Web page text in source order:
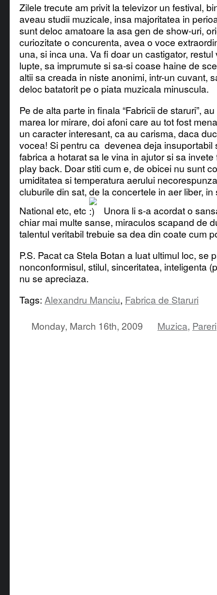
Zilele trecute am privit la televizor un festival,
aveau studii muzicale, insa majoritatea in
sunt deloc amatoare la asa gen de show-uri,
curiozitate o concurenta, avea o voce
una, si inca una. Va fi doar un castigator,
lupte, sa imprumute si sa-si coase haine de
altii sa creada in niste anonimi, intr-un cuvant,
deloc batatorit pe o piata muzicala minuscula.
Pe de alta parte in finala “Fabricii de staruri”,
marea lor mirare, doi afoni care au tot fost
un caracter interesant, ca au carisma, daca
vocea! Si pentru ca devenea deja insuportabil
fabrica a hotarat sa le vina in ajutor si sa
play back. Doar stiti cum e, de obicei nu sunt
umiditatea si temperatura aerului
cluburile din sat, de la concertele in aer liber, in
National etc, etc
Unora li s-a acordat o
chiar mai multe sanse, miraculos scapand de
talentul veritabil trebuie sa dea din coate cum
P.S. Pacat ca Stela Botan a luat ultimul loc, se
nonconformisul, stilul, sinceritatea, inteligenta
nu se apreciaza.
Tags: Alexandru Manciu, Fabrica de Staruri
Monday, March 16th, 2009
Muzica, Pareri